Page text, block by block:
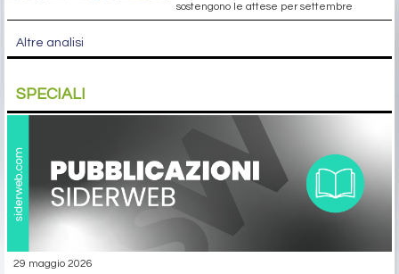
sostengono le attese per settembre
Altre analisi
SPECIALI
29 maggio 2026